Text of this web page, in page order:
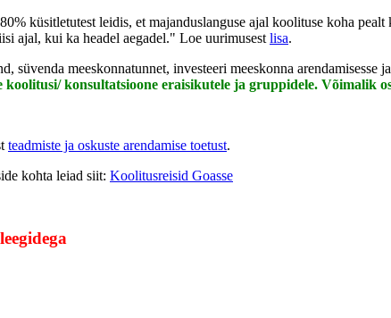
küsitletutest leidis, et majanduslanguse ajal koolituse koha
ajal, kui ka headel aegadel." Loe uurimusest lisa.
süvenda meeskonnatunnet, investeeri meeskonna
koolitusi/ konsultatsioone eraisikutele ja gruppidele. Võimalik
teadmiste ja oskuste arendamise toetust.
kohta leiad siit: Koolitusreisid Goasse